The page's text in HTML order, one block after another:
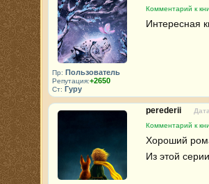
Пр: Пользователь
Репутация:+2650
Ст: Гуру
Комментарий к
Интересная
perederii
Комментарий к
Хороший
Из этой